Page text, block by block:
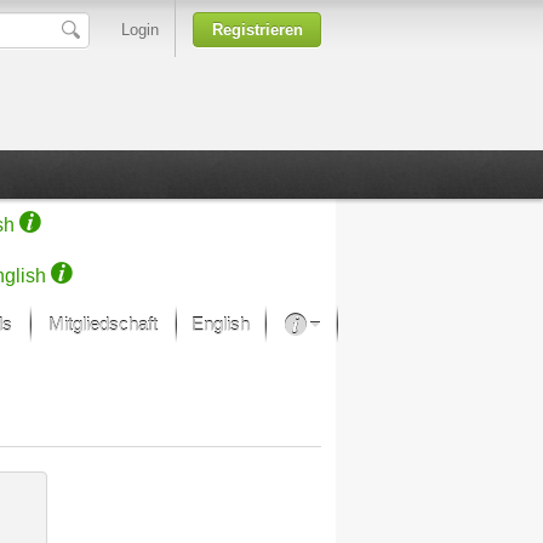
Login Registrieren
Mitgliedschaft English
Kunsthäuser